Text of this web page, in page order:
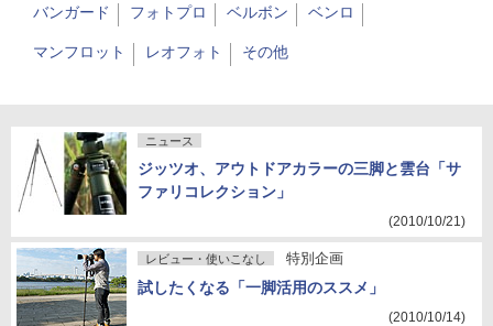
バンガード フォトプロ ベルボン ベンロ
マンフロット レオフォト その他
ニュース
ジッツオ、アウトドアカラーの三脚と雲台「サ
ファリコレクション」
(2010/10/21)
レビュー・使いこなし 特別企画
試したくなる「一脚活用のススメ」
(2010/10/14)